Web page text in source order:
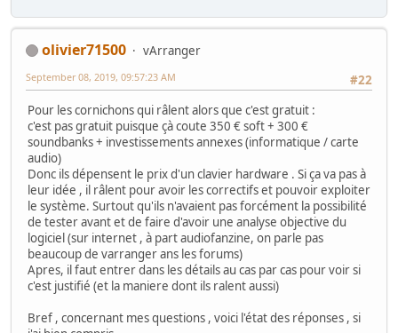
olivier71500
vArranger
#22
September 08, 2019, 09:57:23 AM
Pour les cornichons qui râlent alors que c'est gratuit :
c'est pas gratuit puisque çà coute 350 € soft + 300 €
soundbanks + investissements annexes (informatique / carte
audio)
Donc ils dépensent le prix d'un clavier hardware . Si ça va pas à
leur idée , il râlent pour avoir les correctifs et pouvoir exploiter
le système. Surtout qu'ils n'avaient pas forcément la possibilité
de tester avant et de faire d'avoir une analyse objective du
logiciel (sur internet , à part audiofanzine, on parle pas
beaucoup de varranger ans les forums)
Apres, il faut entrer dans les détails au cas par cas pour voir si
c'est justifié (et la maniere dont ils ralent aussi)
Bref , concernant mes questions , voici l'état des réponses , si